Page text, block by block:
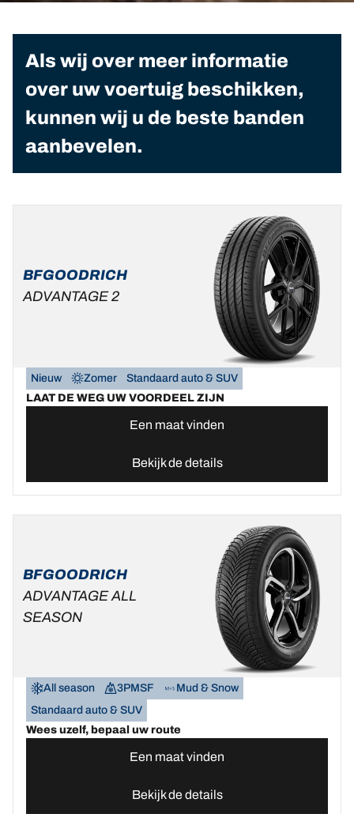
Als wij over meer informatie
over uw voertuig beschikken,
kunnen wij u de beste banden
aanbevelen.
BFGOODRICH
ADVANTAGE 2
Nieuw Zomer
Standaard auto & SUV
LAAT DE WEG UW VOORDEEL ZIJN
Een maat vinden
Bekijk de details
BFGOODRICH
ADVANTAGE ALL
SEASON
All season 3PMSF
Mud & Snow
Standaard auto & SUV
Wees uzelf, bepaal uw route
Een maat vinden
Bekijk de details